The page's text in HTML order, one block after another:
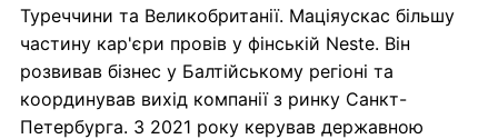
Туреччини та Великобританії. Маціяускас більшу
частину кар'єри провів у фінській Neste. Він
розвивав бізнес у Балтійському регіоні та
координував вихід компанії з ринку Санкт-
Петербурга. З 2021 року керував державною